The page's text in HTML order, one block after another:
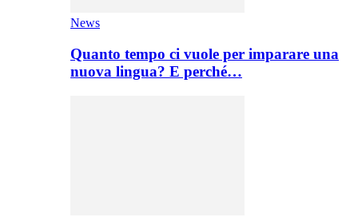
News
Quanto tempo ci vuole per imparare una
nuova lingua? E perché…